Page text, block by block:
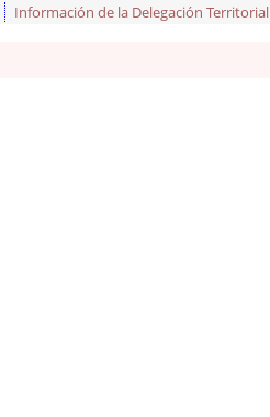
Información de la Delegación Territorial